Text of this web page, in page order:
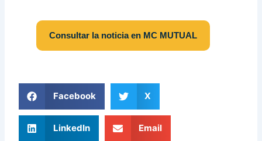
Consultar la noticia en MC MUTUAL
Facebook X
LinkedIn Email